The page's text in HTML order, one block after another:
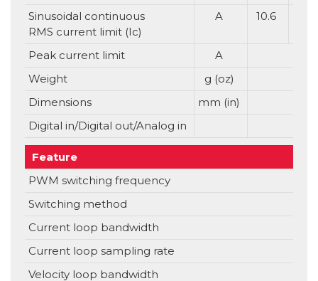
Sinusoidal continuous
RMS current limit (Ic)
A 10.6
Peak current limit
A
Weight
g (oz)
Dimensions
mm (in)
Digital in/Digital out/Analog in
Feature
PWM switching frequency
Switching method
Current loop bandwidth
Current loop sampling rate
Velocity loop bandwidth